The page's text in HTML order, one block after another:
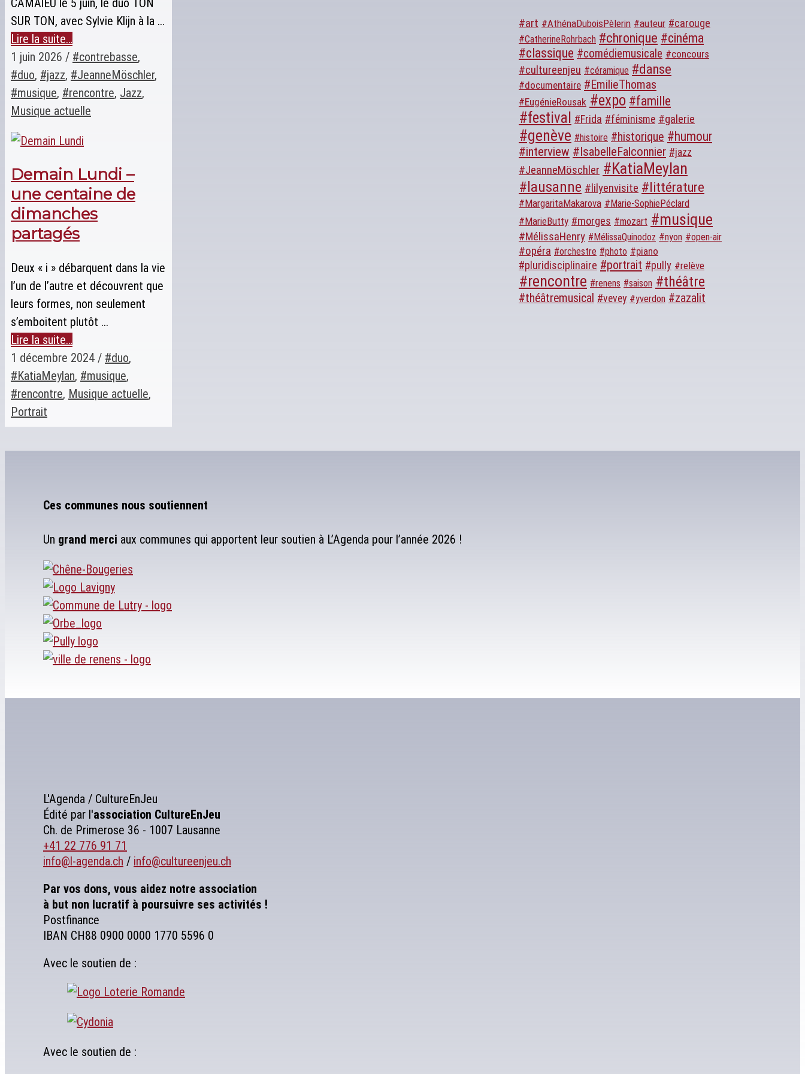
CAMAÏEU le 5 juin, le duo TON
SUR TON, avec Sylvie Klijn à la ...
Lire la suite…
1 juin 2026 / #contrebasse,
#duo, #jazz, #JeanneMöschler,
#musique, #rencontre, Jazz,
Musique actuelle
Demain Lundi –
une centaine de
dimanches
partagés
Deux « i » débarquent dans la vie
l’un de l’autre et découvrent que
leurs formes, non seulement
s’emboitent plutôt ...
Lire la suite…
1 décembre 2024 / #duo,
#KatiaMeylan, #musique,
#rencontre, Musique actuelle,
Portrait
#art #AthénaDuboisPèlerin #auteur #carouge
#CatherineRohrbach #chronique #cinéma
#classique #comédiemusicale #concours
#cultureenjeu #céramique #danse
#documentaire #EmilieThomas
#EugénieRousak #expo #famille
#festival #Frida #féminisme #galerie
#genève #histoire #historique #humour
#interview #IsabelleFalconnier #jazz
#JeanneMöschler #KatiaMeylan
#lausanne #lilyenvisite #littérature
#MargaritaMakarova #Marie-SophiePéclard
#MarieButty #morges #mozart #musique
#MélissaHenry #MélissaQuinodoz #nyon #open-air
#opéra #orchestre #photo #piano
#pluridisciplinaire #portrait #pully #relève
#rencontre #renens #saison #théâtre
#théâtremusical #vevey #yverdon #zazalit
Ces communes nous soutiennent
Un grand merci aux communes qui apportent leur soutien à L’Agenda pour l’année 2026 !
L'Agenda / CultureEnJeu
Édité par l'association CultureEnJeu
Ch. de Primerose 36 - 1007 Lausanne
+41 22 776 91 71
info@l-agenda.ch / info@cultureenjeu.ch
Par vos dons, vous aidez notre association
à but non lucratif à poursuivre ses activités !
Postfinance
IBAN CH88 0900 0000 1770 5596 0
Avec le soutien de :
Avec le soutien de :